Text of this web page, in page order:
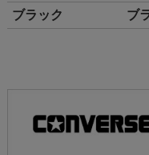
ブラック ブ